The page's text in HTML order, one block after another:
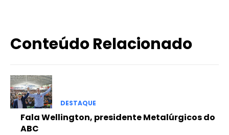
Conteúdo Relacionado
DESTAQUE
Fala Wellington, presidente Metalúrgicos do
ABC